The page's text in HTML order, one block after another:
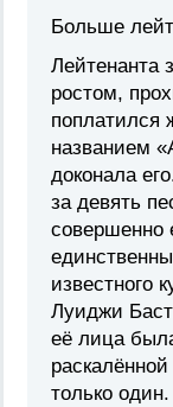
Больше
Лейтенанта
ростом,
поплатился
названием
доконала
за девять
совершенно
известного
Луиджи
её лица
только